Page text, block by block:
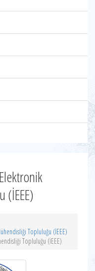
Topluluğu (İEEE)
Topluluğu (İEEE)